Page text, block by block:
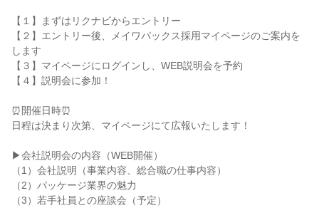
【１】まずはリクナビからエントリー
【２】エントリー後、メイワパックス採用マイページのご案内を
します
【３】マイページにログインし、WEB説明会を予約
【４】説明会に参加！
⏰開催日時⏰
日程は決まり次第、マイページにて広報いたします！
▶会社説明会の内容（WEB開催）
（1）会社説明（事業内容、総合職の仕事内容）
（2）パッケージ業界の魅力
（3）若手社員との座談会（予定）